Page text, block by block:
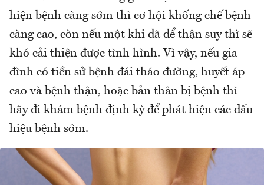
hiện bệnh càng sớm thì cơ hội khống chế bệnh
càng cao, còn nếu một khi đã để thận suy thì sẽ
khó cải thiện được tình hình. Vì vậy, nếu gia
đình có tiền sử bệnh đái tháo đường, huyết áp
cao và bệnh thận, hoặc bản thân bị bệnh thì
hãy đi khám bệnh định kỳ để phát hiện các dấu
hiệu bệnh sớm.